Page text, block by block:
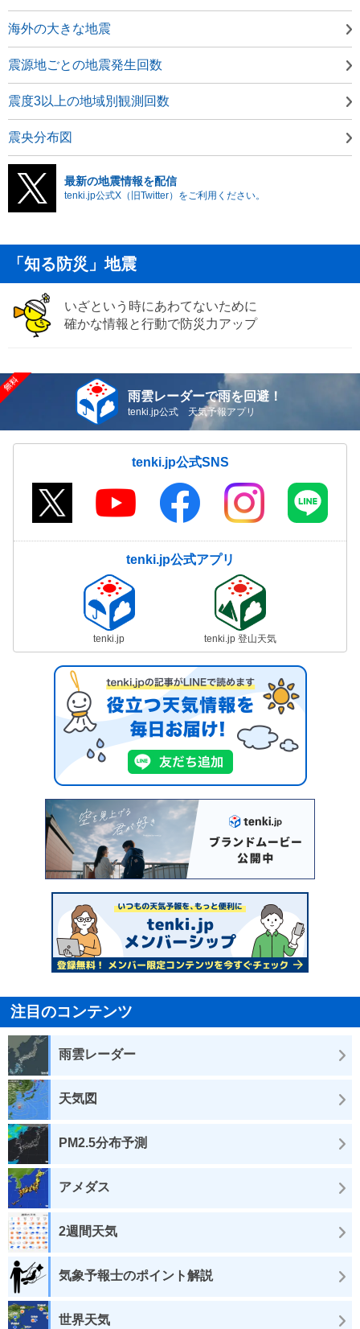
海外の大きな地震
震源地ごとの地震発生回数
震度3以上の地域別観測回数
震央分布図
最新の地震情報を配信
tenki.jp公式X（旧Twitter）をご利用ください。
「知る防災」地震
いざという時にあわてないために
確かな情報と行動で防災力アップ
雨雲レーダーで雨を回避！
tenki.jp公式 天気予報アプリ
tenki.jp公式SNS
tenki.jp公式アプリ
tenki.jp tenki.jp 登山天気
注目のコンテンツ
雨雲レーダー
天気図
PM2.5分布予測
アメダス
2週間天気
気象予報士のポイント解説
世界天気